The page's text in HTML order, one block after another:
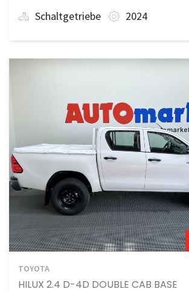
Schaltgetriebe
2024
TOYOTA
HILUX 2.4 D-4D DOUBLE CAB BASE